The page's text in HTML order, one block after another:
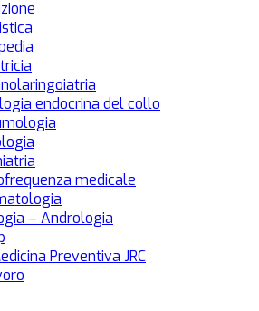
endocrina del collo
medicale
– Andrologia
Preventiva JRC